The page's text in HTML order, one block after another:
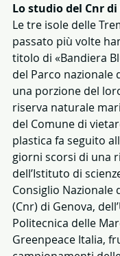
Lo studio del Cnr di
Le tre isole delle
passato più volte
titolo di «Bandiera
del Parco nazionale
una porzione del
riserva naturale
del Comune di
plastica fa seguito
giorni scorsi di una
dell’Istituto di
Consiglio Nazionale
(Cnr) di Genova,
Politecnica delle
Greenpeace Italia,